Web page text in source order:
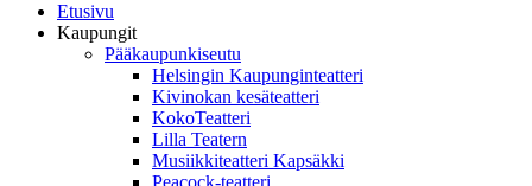
Etusivu
Kaupungit
Pääkaupunkiseutu
Helsingin Kaupunginteatteri
Kivinokan kesäteatteri
KokoTeatteri
Lilla Teatern
Musiikkiteatteri Kapsäkki
Peacock-teatteri